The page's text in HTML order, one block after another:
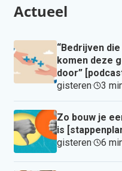
Actueel
“Bedrijven
komen deze
door”
gisteren· 3
Zo bouw je
is
gisteren· 6